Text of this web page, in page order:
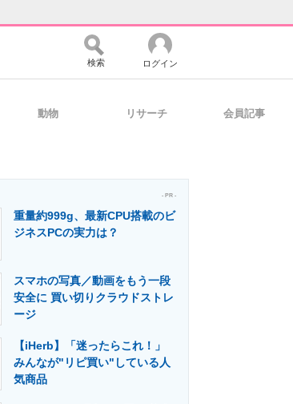
マーケ×ITの今がよく分かる
建設×テクノロジーの最前線
検索 ログイン
動物 リサーチ 会員記事
- PR -
重量約999g、最新CPU搭載のビ
ジネスPCの実力は？
スマホの写真／動画をもう一段
安全に 買い切りクラウドストレ
ージ
【iHerb】「迷ったらこれ！」
みんなが"リピ買い"している人
気商品